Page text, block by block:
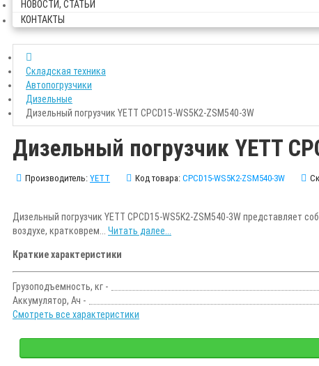
НОВОСТИ, СТАТЬИ
КОНТАКТЫ
Складская техника
Автопогрузчики
Дизельные
Дизельный погрузчик YETT CPCD15-WS5K2-ZSM540-3W
Дизельный погрузчик YETT
Производитель: YETT Код товара: CPCD15-WS5K2-ZSM540-3W
Дизельный погрузчик YETT CPCD15-WS5K2-ZSM540-3W представляет
воздухе, кратковрем... Читать далее...
Краткие характеристики
Грузоподъемность, кг -
Аккумулятор, Ач -
Смотреть все характеристики